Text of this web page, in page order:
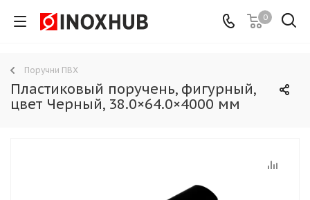
0
Поручни ПВХ
Пластиковый поручень, фигурный,
цвет Черный, 38.0×64.0×4000 мм